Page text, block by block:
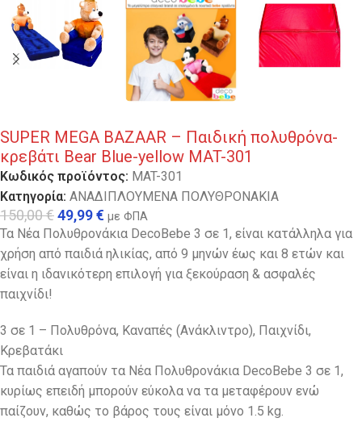
SUPER MEGA BAZAAR – Παιδική πολυθρόνα-
κρεβάτι Bear Blue-yellow MAT-301
Κωδικός προϊόντος: MAT-301
Κατηγορία: ΑΝΑΔΙΠΛΟΥΜΕΝΑ ΠΟΛΥΘΡΟΝΑΚΙΑ
150,00€49,99€ με ΦΠΑ
Τα Νέα Πολυθρονάκια DecoBebe 3 σε 1, είναι κατάλληλα για
χρήση από παιδιά ηλικίας, από 9 μηνών έως και 8 ετών και
είναι η ιδανικότερη επιλογή για ξεκούραση & ασφαλές
παιχνίδι!
3 σε 1 – Πολυθρόνα, Καναπές (Ανάκλιντρο), Παιχνίδι,
Κρεβατάκι
Τα παιδιά αγαπούν τα Νέα Πολυθρονάκια DecoBebe 3 σε 1,
κυρίως επειδή μπορούν εύκολα να τα μεταφέρουν ενώ
παίζουν, καθώς το βάρος τους είναι μόνο 1.5 kg.